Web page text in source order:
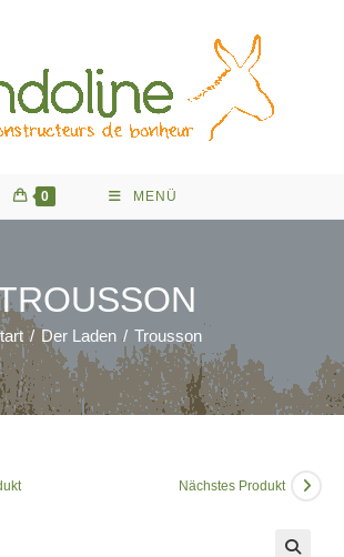
0 MENÜ
/ Der Laden / Trousson
Nächstes Produkt